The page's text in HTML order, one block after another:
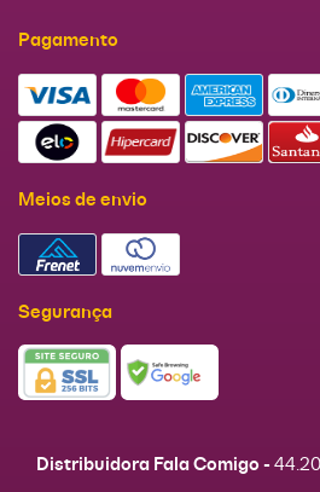
Pagamento
Meios de envio
Segurança
Distribuidora Fala Comigo -